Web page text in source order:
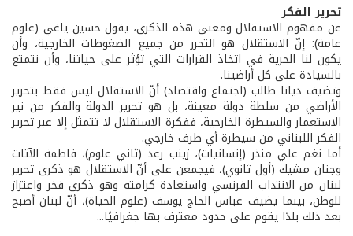
تحرير الفكر
عن مفهوم الاستقلال ومعنى هذه الذكرى، يقول حسين ياغي (علوم
عامة): إنّ الاستقلال هو التحرر من جميع الضغوطات الخارجية، وأن
يكون لنا الحرية في اتخاذ القرارات التي تؤثر على حياتنا، وأن نتمتع
بالسيادة على كل أراضينا.
وتضيف ديانا طالب (اجتماع واقتصاد) أنّ الاستقلال ليس فقط بتحرير
الأراضي من سلطة دولة معينة، بل هو تحرير الدولة والفكر من نير
الاستعمار والسيطرة الخارجية، ففكرة الاستقلال لا تتمثل إلا عبر تحرير
الفكر اللبناني من سيطرة أي طرف خارجي.
أما نغم علي منذر (إنسانيات)، زينب رعد (ثاني علوم)، فاطمة الآتات
وجنان مشيك (أول ثانوي)، فيجمعن على أنّ الاستقلال هو ذكرى تحرير
لبنان من الانتداب الفرنسي واستعادة كرامته وهو ذكرى فخر واعتزاز
للوطن، بينما يضيف عباس الحاج يوسف (علوم الحياة)، أنّ لبنان أصبح
بعد ذلك بلدًا يقوم على حدود معترف بها جغرافيًا...